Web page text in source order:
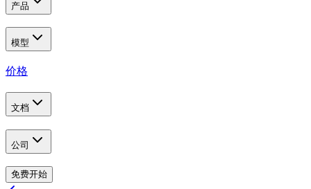
产品
模型
价格
文档
公司
免费开始